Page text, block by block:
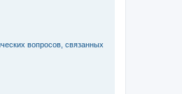
вопросов, связанных